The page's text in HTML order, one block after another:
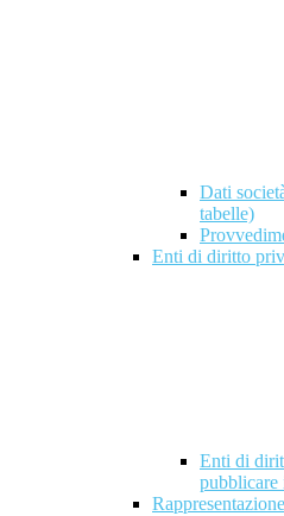
Dati
tabelle)
Enti di diritto
Enti di
pubblicare